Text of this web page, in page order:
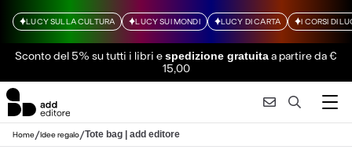
LUCY SULLA CULTURA LUCY SUI MONDI LUCY DI CARTA I CORSI DI
Sconto del 5% su tutti i libri espedizione gratuitaa partire da €
15,00
Home/Idee regalo/Tote bag | add editore